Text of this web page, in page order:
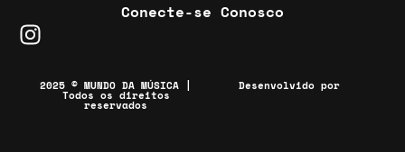
Conecte-se Conosco
2025 © MUNDO DA MÚSICA |
Todos os direitos
reservados
Desenvolvido por